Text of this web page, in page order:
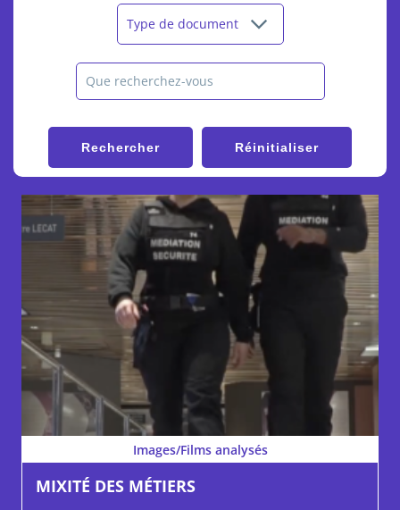
Images/Films analysés
MIXITÉ DES MÉTIERS